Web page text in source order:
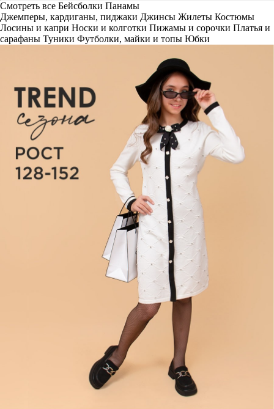
Смотреть все Бейсболки Панамы
Джемперы, кардиганы, пиджаки Джинсы Жилеты Костюмы
Лосины и капри Носки и колготки Пижамы и сорочки Платья и
сарафаны Туники Футболки, майки и топы Юбки